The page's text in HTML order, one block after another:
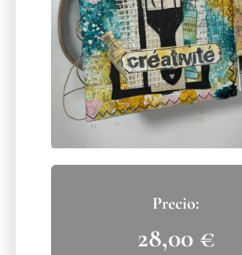
28,00 €